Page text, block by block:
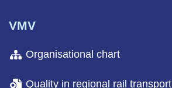
VMV
Organisational chart
Quality in regional rail transport